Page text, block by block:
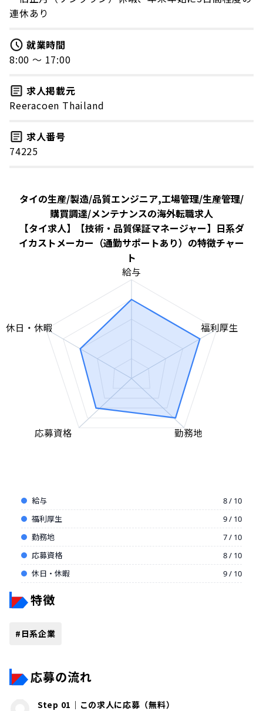
連休あり
就業時間
8:00 〜 17:00
求人掲載元
Reeracoen Thailand
求人番号
74225
タイの生産/製造/品質エンジニア,工場管理/生産管理/
購買調達/メンテナンスの海外転職求人
【タイ求人】【技術・品質保証マネージャー】日系ダ
イカストメーカー（通勤サポートあり）の特徴チャー
ト
給与
福利厚生
勤務地
応募資格
休日・休暇
給与
8 / 10
福利厚生
9 / 10
勤務地
7 / 10
応募資格
8 / 10
休日・休暇
9 / 10
特徴
# 日系企業
応募の流れ
Step 01｜この求人に応募（無料）